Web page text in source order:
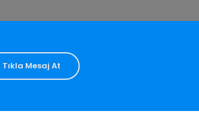
Tıkla Mesaj At